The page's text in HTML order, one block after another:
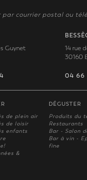
courrier postal ou
Guynet
14 rue
30160
04 66
de plein air
de loisir
enfants
&
DÉGUSTER
Produits du
Restaurants
Bar - Salon
Bar à vin -
fine